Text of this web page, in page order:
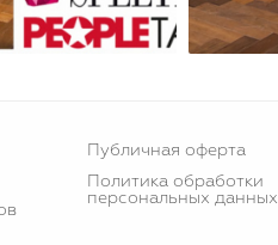
Публичная оферта
Политика обработки
персональных данных